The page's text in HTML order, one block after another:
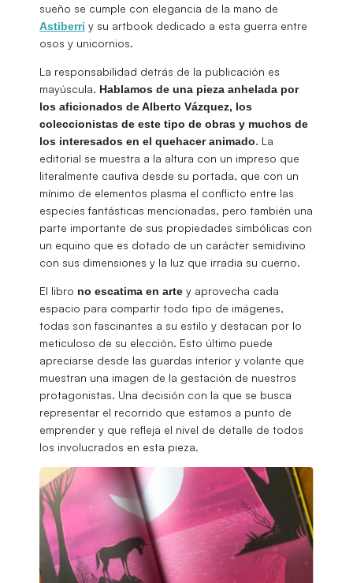
sueño se cumple con elegancia de la mano de
Astiberri y su artbook dedicado a esta guerra entre
osos y unicornios.
La responsabilidad detrás de la publicación es
mayúscula. Hablamos de una pieza anhelada por
los aficionados de Alberto Vázquez, los
coleccionistas de este tipo de obras y muchos de
los interesados en el quehacer animado. La
editorial se muestra a la altura con un impreso que
literalmente cautiva desde su portada, que con un
mínimo de elementos plasma el conflicto entre las
especies fantásticas mencionadas, pero también una
parte importante de sus propiedades simbólicas con
un equino que es dotado de un carácter semidivino
con sus dimensiones y la luz que irradia su cuerno.
El libro no escatima en arte y aprovecha cada
espacio para compartir todo tipo de imágenes,
todas son fascinantes a su estilo y destacan por lo
meticuloso de su elección. Esto último puede
apreciarse desde las guardas interior y volante que
muestran una imagen de la gestación de nuestros
protagonistas. Una decisión con la que se busca
representar el recorrido que estamos a punto de
emprender y que refleja el nivel de detalle de todos
los involucrados en esta pieza.